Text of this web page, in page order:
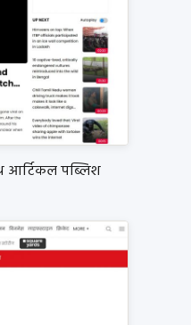
आर्टिकल पब्लिश